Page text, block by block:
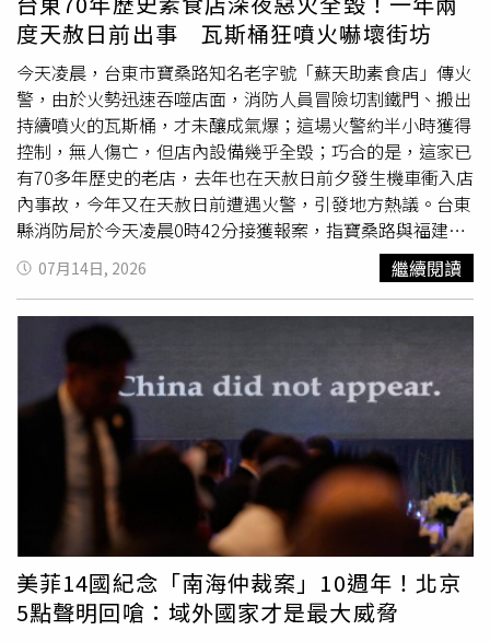
師預期該報告將於8月第1週公布。財報公布後，SpaceX的
IPO鎖定期（IPO lock-up period）第1階段也即將到期，屆
時符合資格的員工以及部分早期股東將可以開始出售部分持
股。分析師表示，這項事件可能進一步對股價造成壓力。此
外，市場也密切關注SpaceX第13次星艦（Starship）測試飛
行，因為星艦的成功開發是降低太空發射成本的關鍵，也是
實現公司多項長期雄心的重要基礎，包括部署軌道資料中心
以及執行月球任務等計畫。Fortuna Investments執行長帕
瑪也強調：「這場實驗才進行了大約30天，還處於非常早期
的階段。最重要的是，伊隆已經取得850億美元資金，讓
SpaceX進入下一階段成長，而這需要很多年的時間才能看
出最終結果。關鍵不在於30天的股票交易表現，而是在未來
多年中這項布局如何發展。」
成員李彩煐，以及李政宰、車太鉉、廉晶雅、李智雅、劉台
午、邕聖祐、林周煥、沈恩敬、高成煥、吉銀星、白智榮、
洪藝智、曹範圭、朴緒耿、崔主恩等眾多演員也接連現身觀
影，不僅熱情揮手、手比愛心為電影應援，更讓現場尖叫聲
此起彼落。星光熠熠的豪華陣容，將首映會現場變成宛如
「好萊塢級」的紅毯盛宴。本片連續十天穩居預售冠軍，更
刷新今年最高預售紀錄。（圖／采昌提供）另一方面，根據
南韓電影振興委員會今日上午公佈的票房數據，《希望：末
日血戰》以近65%的即時預售率、突破46萬張的預售票成
績，正式超越今年上半年話題電影《王命之徒》的預售成
績，一舉登上年度預售榜冠軍，展現出壓倒性的市場號召
力。值得注意的是，今年南韓的暑假檔幾乎成為《希望：末
日血戰》的韓國電影「獨角戲」。面對本片這部重量級之
作，多家韓國電影公司在內的競爭對手，都紛紛避開鋒芒，
選擇錯開上映時間，避免與本片正面交鋒。此外，韓國文化
體育觀光部與電影振興委員會自8日起推出第二波電影優惠
券活動，總計釋出約205萬張、每張可折抵6000韓圜票價的
優惠券，也被業界視為推升票房的重要助力。由於《希望：
末日血戰》在預售階段就已展現強大吸引力，市場普遍預測
本片將成為本次優惠政策的最大受益者，更被寄予「拯救低
迷韓國電影市場的唯一希望」之厚望。面對外界高度期待，
導演羅泓軫坦言既感謝又感到壓力，並表示自己能做的只有
盡全力完成作品。而近期持續投入後期製作優化與宣傳工作
的他也幽默笑說：「我最近唯一的『希望』，就是能夠好好
度天赦日前出事 瓦斯桶狂噴火嚇壞街坊
今天凌晨，台東市寶桑路知名老字號「蘇天助素食店」傳火
警，由於火勢迅速吞噬店面，消防人員冒險切割鐵門、搬出
持續噴火的瓦斯桶，才未釀成氣爆；這場火警約半小時獲得
控制，無人傷亡，但店內設備幾乎全毀；巧合的是，這家已
有70多年歷史的老店，去年也在天赦日前夕發生機車衝入店
內事故，今年又在天赦日前遭遇火警，引發地方熱議。台東
縣消防局於今天凌晨0時42分接獲報案，指寶桑路與福建路
口一間小吃店起火，勤務中心立即調派14輛消防車、20多
名警義消前往搶救；由於起火處位於舊市區低矮連棟建物，
火勢延燒風險高，加上店內瓦斯桶不斷竄出火舌、電線遇水
爆出火花，救災難
壓制火勢，同時派員切割鐵門，開闢救援通道，隨後衝入火
場關閉瓦斯，並將鋼瓶搬離，成功阻止火勢擴大，未釀成瓦
斯氣爆；現場指揮官指出，火勢約於凌晨1時控制，未造成
人員傷亡，詳細起火原因及財損仍待火調釐清。第4代經營
者蘇姓老闆表示，店內近期才加裝風扇及屋頂灑水設備，昨
天營業期間就有員工聞到疑似塑膠燒焦的異味，但反覆檢查
始終找不到來源，直到打烊關閉電源後味道才逐漸消失，原
以為已無大礙，沒想到深夜竟接獲失火消息。他坦言，最掛
心的是影響鄰近住戶，「現在只覺得很對不起街坊鄰居。」
巧合的是，這並非店家近年首次在天赦日前夕遭逢意外。去
年12月20日天赦日前，一輛機車突然失控衝進店內，撞毀
07月14日, 2026 繼續閱讀
美菲14國紀念「南海仲裁案」10週年！北京
5點聲明回嗆：域外國家才是最大威脅